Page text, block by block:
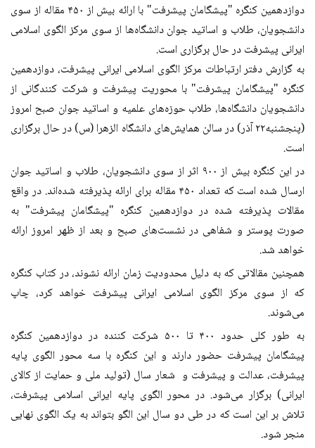
دوازدهمین کنگره "پیشگامان پیشرفت" با ارائه بیش از ۴۵۰ مقاله از سوی
دانشجویان، طلاب و اساتید جوان دانشگاه‌ها از سوی مرکز الگوی اسلامی
ایرانی پیشرفت در حال برگزاری است.
به‌ گزارش ‌دفتر ارتباطات مرکز الگوی اسلامی ایرانی پیشرفت، دوازدهمین
کنگره "پیشگامان پیشرفت" با محوریت پیشرفت و شرکت کنندگانی از
دانشجویان دانشگاه‌ها، طلاب حوزه‌های علمیه و اساتید جوان صبح امروز
(پنجشنبه‌۲۲ آذر) در سالن همایش‌های دانشگاه الزهرا (س) در حال برگزاری
است.
در این کنگره بیش از ۹۰۰ اثر از سوی دانشجویان، طلاب و اساتید جوان
ارسال شده است که تعداد ۴۵۰ مقاله برای ارائه پذیرفته شده‌اند. در واقع
مقالات پذیرفته شده در دوازدهمین کنگره "پیشگامان پیشرفت" به
صورت پوستر و شفاهی در نشست‌های صبح و بعد از ظهر امروز ارائه
خواهد شد.
همچنین مقالاتی که به دلیل محدودیت زمان ارائه نشوند، در کتاب کنگره
که از سوی مرکز الگوی اسلامی ایرانی پیشرفت خواهد کرد، چاپ
می‌شوند.
به طور کلی حدود ۴۰۰ تا ۵۰۰ شرکت کننده در دوازدهمین کنگره
پیشگامان پیشرفت حضور دارند و این کنگره با سه محور الگوی پایه
پیشرفت، عدالت و پیشرفت و شعار سال (تولید ملی و حمایت از کالای
ایرانی) برگزار می‌شود. در محور الگوی پایه ایرانی اسلامی پیشرفت،
تلاش بر این است که در طی دو سال این الگو بتواند به یک الگوی نهایی
منجر شود.